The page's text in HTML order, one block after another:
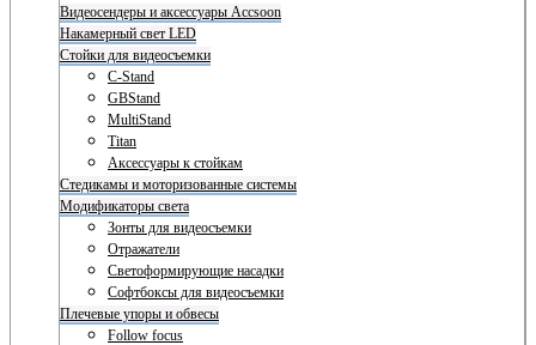
Видеосендеры и аксессуары Accsoon
Накамерный свет LED
Стойки для видеосъемки
C-Stand
GBStand
MultiStand
Titan
Аксессуары к стойкам
Стедикамы и моторизованные системы
Модификаторы света
Зонты для видеосъемки
Отражатели
Светоформирующие насадки
Софтбоксы для видеосъемки
Плечевые упоры и обвесы
Follow focus